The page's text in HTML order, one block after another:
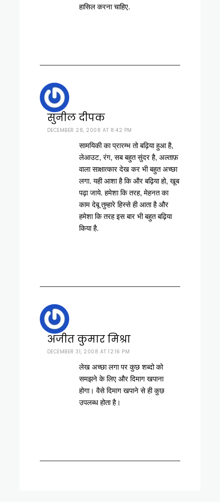
हासिल करना चाहिए.
सुनील दीपक
DECEMBER 28, 2008 AT 8:42 PM
सामयिकी का प्रारम्भ तो बढ़िया हुआ है,
लेआउट, रंग, सब बहुत सुंदर है, अल्ताफ़
वाला साक्षात्कार देख कर भी बहुत अच्छा
लगा. यही आशा है कि और बढ़िया हो, खूब
पढ़ा जाये. हमेशा कि तरह, मेहनत का
काम देबू तुम्हारे हिस्से ही आता है और
हमेशा कि तरह इस बार भी बहुत बढ़िया
किया है.
अजीत कुमार मिश्रा
DECEMBER 31, 2008 AT 12:16 PM
लेख अच्छा लगा पर कुछ शब्दो को
समझने के लिए और दिमाग खपाना
होगा। वैसे दिमाग खपाने से ही कुछ
उपलब्ध होता है।